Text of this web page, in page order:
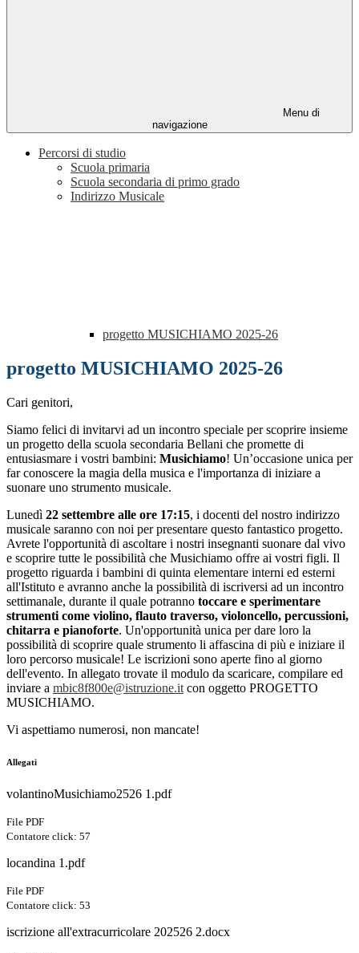
Menu di
navigazione
Percorsi di studio
Scuola primaria
Scuola secondaria di primo grado
Indirizzo Musicale
progetto MUSICHIAMO 2025-26
progetto MUSICHIAMO 2025-26
Cari genitori,
Siamo felici di invitarvi ad un incontro speciale per scoprire insieme
un progetto della scuola secondaria Bellani che promette di
entusiasmare i vostri bambini: Musichiamo! Un’occasione unica per
far conoscere la magia della musica e l'importanza di iniziare a
suonare uno strumento musicale.
Lunedì 22 settembre alle ore 17:15, i docenti del nostro indirizzo
musicale saranno con noi per presentare questo fantastico progetto.
Avrete l'opportunità di ascoltare i nostri insegnanti suonare dal vivo
e scoprire tutte le possibilità che Musichiamo offre ai vostri figli. Il
progetto riguarda i bambini di quinta elementare interni ed esterni
all'Istituto e avranno anche la possibilità di iscriversi ad un incontro
settimanale, durante il quale potranno toccare e sperimentare
strumenti come violino, flauto traverso, violoncello, percussioni,
chitarra e pianoforte. Un'opportunità unica per dare loro la
possibilità di scoprire quale strumento li affascina di più e iniziare il
loro percorso musicale! Le iscrizioni sono aperte fino al giorno
dell'evento. In allegato trovate il modulo da scaricare, compilare ed
inviare a mbic8f800e@istruzione.it con oggetto PROGETTO
MUSICHIAMO.
Vi aspettiamo numerosi, non mancate!
Allegati
volantinoMusichiamo2526 1.pdf
File PDF
Contatore click: 57
locandina 1.pdf
File PDF
Contatore click: 53
iscrizione all'extracurricolare 202526 2.docx